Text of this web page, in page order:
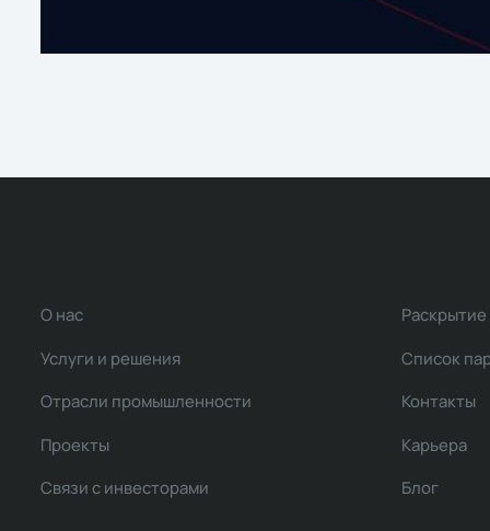
О нас
Услуги и решения
Отрасли промышленности
Проекты
Связи с инвесторами
Список
Контакты
Карьера
Блог